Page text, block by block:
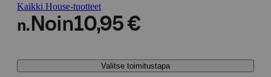
Kaikki House-tuotteet
n. Noin10,95 €
Valitse toimitustapa